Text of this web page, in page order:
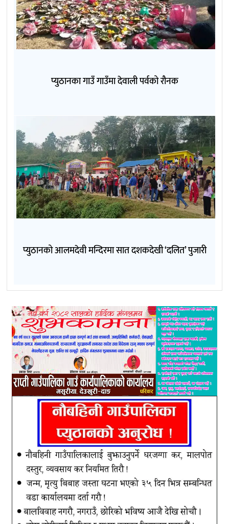
प्युठानका गाउँ गाउँमा देवाली पर्वको रौनक
प्युठानको आलमदेवी मन्दिरमा सात दशकदेखी ‘दलित’ पुजारी